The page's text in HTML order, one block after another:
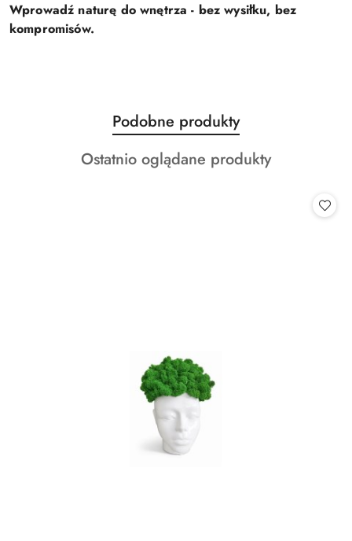
Wprowadź naturę do wnętrza - bez wysiłku, bez
kompromisów.
Pomiń karuzelę produktów
Produkty
o
statusie:
Podobne produkty
Produkty
Ostatnio oglądane produkty